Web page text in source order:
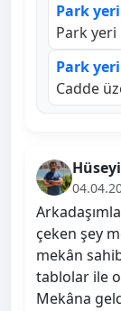
Park yeri
Park
Park
Cadde
çeken şey
mekân
tablolar ile
Mekâna